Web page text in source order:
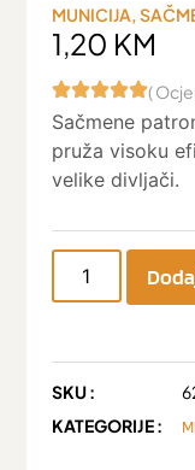
MUNICIJA,
1,20 KM
(
Sačmene
pruža visoku
velike divljači.
SKU :
KATEGORIJE :